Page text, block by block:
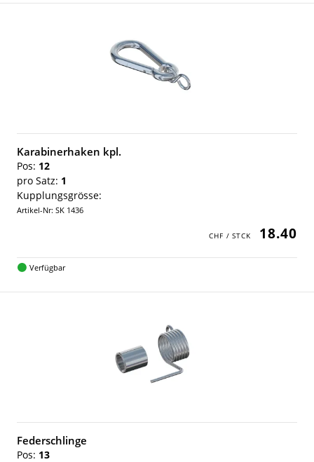
Karabinerhaken kpl.
Pos: 12
pro Satz: 1
Kupplungsgrösse:
Artikel-Nr: SK 1436
18.40
Verfügbar
Federschlinge
Pos: 13